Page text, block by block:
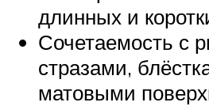
длинных и
Сочетаемость с
стразами,
матовыми